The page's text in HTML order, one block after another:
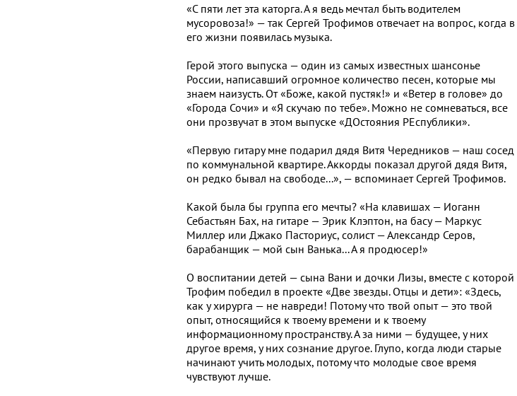
«С пяти лет эта каторга. А я ведь мечтал быть водителем
мусоровоза!» — так Сергей Трофимов отвечает на вопрос, когда в
его жизни появилась музыка.
Герой этого выпуска — один из самых известных шансонье
России, написавший огромное количество песен, которые мы
знаем наизусть. От «Боже, какой пустяк!» и «Ветер в голове» до
«Города Сочи» и «Я скучаю по тебе». Можно не сомневаться, все
они прозвучат в этом выпуске «ДОстояния РЕспублики».
«Первую гитару мне подарил дядя Витя Чередников — наш сосед
по коммунальной квартире. Аккорды показал другой дядя Витя,
он редко бывал на свободе...», — вспоминает Сергей Трофимов.
Какой была бы группа его мечты? «На клавишах — Иоганн
Себастьян Бах, на гитаре — Эрик Клэптон, на басу — Маркус
Миллер или Джако Пасториус, солист — Александр Серов,
барабанщик — мой сын Ванька... А я продюсер!»
О воспитании детей — сына Вани и дочки Лизы, вместе с которой
Трофим победил в проекте «Две звезды. Отцы и дети»: «Здесь,
как у хирурга — не навреди! Потому что твой опыт — это твой
опыт, относящийся к твоему времени и к твоему
информационному пространству. А за ними — будущее, у них
другое время, у них сознание другое. Глупо, когда люди старые
начинают учить молодых, потому что молодые свое время
чувствуют лучше.